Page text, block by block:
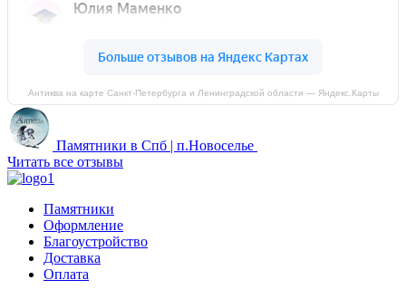
Антиква на карте Санкт‑Петербурга и Ленинградской области — Яндекс.Карты
Памятники в Спб | п.Новоселье
Читать все отзывы
Памятники
Оформление
Благоустройство
Доставка
Оплата